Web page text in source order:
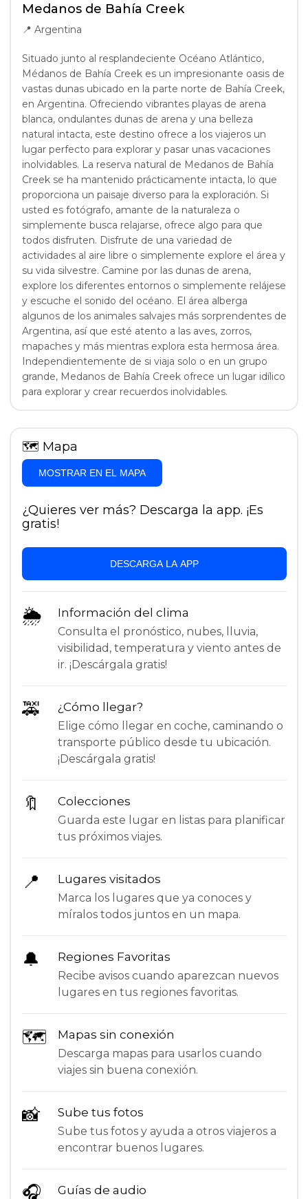
Medanos de Bahía Creek
📍 Argentina
Situado junto al resplandeciente Océano Atlántico,
Médanos de Bahía Creek es un impresionante oasis de
vastas dunas ubicado en la parte norte de Bahía Creek,
en Argentina. Ofreciendo vibrantes playas de arena
blanca, ondulantes dunas de arena y una belleza
natural intacta, este destino ofrece a los viajeros un
lugar perfecto para explorar y pasar unas vacaciones
inolvidables. La reserva natural de Medanos de Bahía
Creek se ha mantenido prácticamente intacta, lo que
proporciona un paisaje diverso para la exploración. Si
usted es fotógrafo, amante de la naturaleza o
simplemente busca relajarse, ofrece algo para que
todos disfruten. Disfrute de una variedad de
actividades al aire libre o simplemente explore el área y
su vida silvestre. Camine por las dunas de arena,
explore los diferentes entornos o simplemente relájese
y escuche el sonido del océano. El área alberga
algunos de los animales salvajes más sorprendentes de
Argentina, así que esté atento a las aves, zorros,
mapaches y más mientras explora esta hermosa área.
Independientemente de si viaja solo o en un grupo
grande, Medanos de Bahía Creek ofrece un lugar idílico
para explorar y crear recuerdos inolvidables.
🗺 Mapa
MOSTRAR EN EL MAPA
¿Quieres ver más? Descarga la app. ¡Es
gratis!
DESCARGA LA APP
🌦 Información del clima
Consulta el pronóstico, nubes, lluvia,
visibilidad, temperatura y viento antes de
ir. ¡Descárgala gratis!
🚕 ¿Cómo llegar?
Elige cómo llegar en coche, caminando o
transporte público desde tu ubicación.
¡Descárgala gratis!
🔖 Colecciones
Guarda este lugar en listas para planificar
tus próximos viajes.
📍 Lugares visitados
Marca los lugares que ya conoces y
míralos todos juntos en un mapa.
🔔 Regiones Favoritas
Recibe avisos cuando aparezcan nuevos
lugares en tus regiones favoritas.
🗺 Mapas sin conexión
Descarga mapas para usarlos cuando
viajes sin buena conexión.
📸 Sube tus fotos
Sube tus fotos y ayuda a otros viajeros a
encontrar buenos lugares.
🎧 Guías de audio